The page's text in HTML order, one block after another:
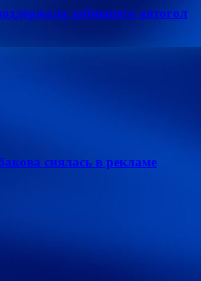
забившего автогол
снялась в рекламе